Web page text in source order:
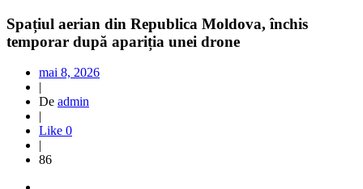
Spațiul aerian din Republica Moldova, închis
temporar după apariția unei drone
mai 8, 2026
|
De admin
|
Like 0
|
86